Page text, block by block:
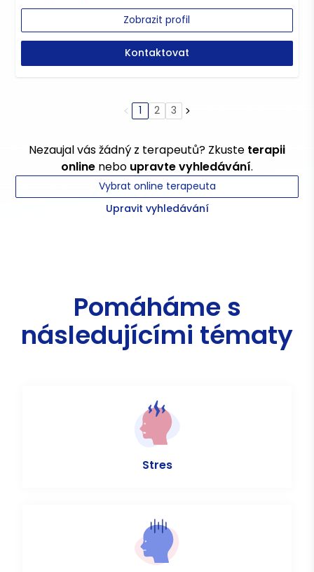
Zobrazit profil
Kontaktovat
1 2 3
Nezaujal vás žádný z terapeutů? Zkuste terapii
online nebo upravte vyhledávání.
Vybrat online terapeuta
Upravit vyhledávání
Pomáháme s
následujícími tématy
Stres